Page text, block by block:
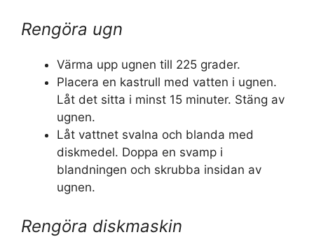
Rengöra ugn
Värma upp ugnen till 225 grader.
Placera en kastrull med vatten i ugnen.
Låt det sitta i minst 15 minuter. Stäng av
ugnen.
Låt vattnet svalna och blanda med
diskmedel. Doppa en svamp i
blandningen och skrubba insidan av
ugnen.
Rengöra diskmaskin